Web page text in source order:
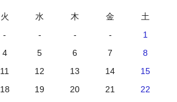
火 水 木 金
土
- - - -
1
4 5 6 7
8
11 12 13 14
15
18 19 20 21
22